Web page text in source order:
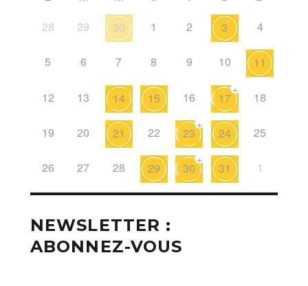
28
29 30 1 2 3 4
5 6 7 8 9 10 11
12 13 14 15 16 17
+
18
19 20 21 22 23
+
24 25
26 27 28 29 30
+
31 1
NEWSLETTER :
ABONNEZ-VOUS